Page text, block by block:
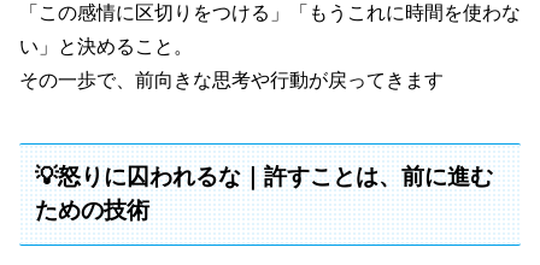
「この感情に区切りをつける」「もうこれに時間を使わな
い」と決めること。
その一歩で、前向きな思考や行動が戻ってきます
💡怒りに囚われるな｜許すことは、前に進む
ための技術